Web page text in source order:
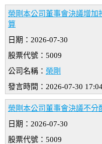
榮剛本公司董事會決議增加
算
日期：2026-07-30
股票代號：5009
公司名稱： 榮剛
發言時間：2026-07-30
榮剛本公司董事會決議不分
日期：2026-07-30
股票代號：5009